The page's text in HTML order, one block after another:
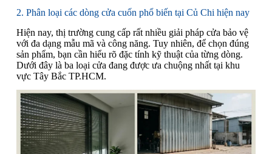
2. Phân loại các dòng cửa cuốn phổ biến tại Củ Chi hiện nay
Hiện nay, thị trường cung cấp rất nhiều giải pháp cửa bảo vệ
với đa dạng mẫu mã và công năng. Tuy nhiên, để chọn đúng
sản phẩm, bạn cần hiểu rõ đặc tính kỹ thuật của từng dòng.
Dưới đây là ba loại cửa đang được ưa chuộng nhất tại khu
vực Tây Bắc TP.HCM.